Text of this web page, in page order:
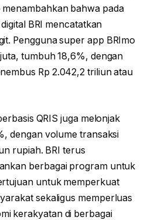
bahwa pada
BRI mencatatkan
Pengguna super app BRImo
tumbuh 18,6%, dengan
Rp 2.042,2 triliun atau
QRIS juga melonjak
dengan volume transaksi
rupiah. BRI terus
berbagai program untuk
untuk memperkuat
sekaligus memperluas
kerakyatan di berbagai